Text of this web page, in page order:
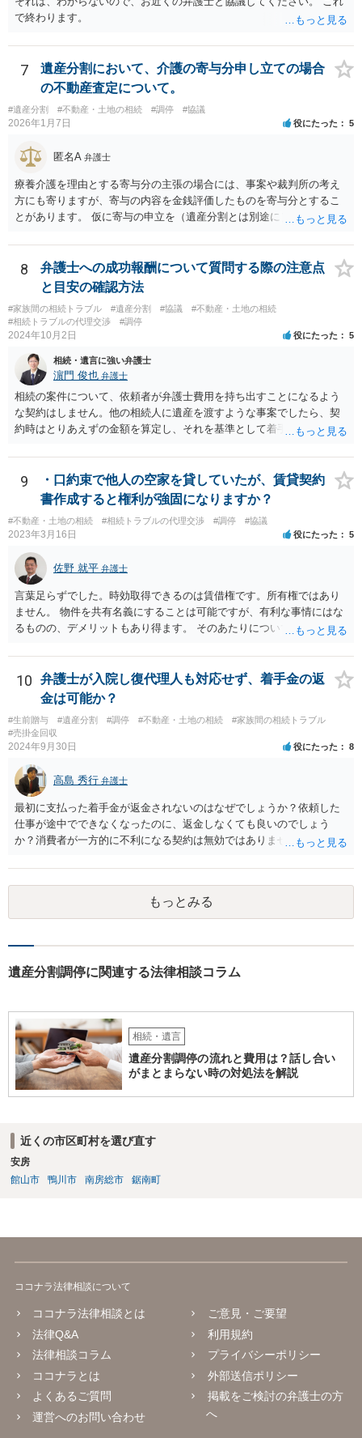
で終わります。
7
遺産分割において、介護の寄与分申し立ての場合
の不動産査定について。
#遺産分割 #不動産・土地の相続 #調停 #協議
2026年1月7日 役にたった 5
匿名A 弁護士
療養介護を理由とする寄与分の主張の場合には、事案や裁判所の考え
方にも寄りますが、寄与の内容を金銭評価したものを寄与分とするこ
とがあります。 仮に寄与の申立を（遺産分割とは別途に）して、その
価）は不要ということもあります。 ただ、前提として、遺産分割はし
なければならないでしょうから、現実的にはいずれにせよ不動産評価
は必要でしょう。
8
弁護士への成功報酬について質問する際の注意点
と目安の確認方法
#家族間の相続トラブル #遺産分割 #協議
#不動産・土地の相続
#相続トラブルの代理交渉
#調停
2024年10月2日 役にたった 5
相続・遺言に強い弁護士
濵門 俊也 弁護士
相続の案件について、依頼者が弁護士費用を持ち出すことになるよう
な契約はしません。他の相続人に遺産を渡すような事案でしたら、契
約時はとりあえずの金額を算定し、それを基準として着手金を設定
あり得ます。 今後の見通しを言わないで契約はできないです。依頼者
が納得できる説明を受けるべきです。
9
・口約束で他人の空家を貸していたが、賃貸契約
書作成すると権利が強固になりますか？
#不動産・土地の相続 #相続トラブルの代理交渉 #調停 #協議
2023年3月16日 役にたった 5
佐野 就平 弁護士
言葉足らずでした。時効取得できるのは賃借権です。所有権ではあり
ません。 物件を共有名義にすることは可能ですが、有利な事情にはな
るものの、デメリットもあり得ます。 そのあたりについては、お近く
10
弁護士が入院し復代理人も対応せず、着手金の返
金は可能か？
#生前贈与 #遺産分割 #調停 #不動産・土地の相続
#家族間の相続トラブル
#売掛金回収
2024年9月30日 役にたった 8
高島 秀行 弁護士
最初に支払った着手金が返金されないのはなぜでしょうか？依頼した
仕事が途中でできなくなったのに、返金しなくても良いのでしょう
か？消費者が一方的に不利になる契約は無効ではありませんか？
務があると思います。 倒れた弁護士が所属する弁護士会に相談さ
れた方がよいと思います。 倒れた弁護士は脳梗塞で倒れたようで
すが、 判断能力があり、復代理を倒れた弁護士の判断で復代理を
選任したのか 即ち、復代理人の選任は有効なのかという問題もあ
もっとみる
遺産分割調停に関連する法律相談コラム
相続・遺言
遺産分割調停の流れと費用は？話し合い
がまとまらない時の対処法を解説
近くの市区町村を選び直す
安房
館山市
鴨川市 南房総市 鋸南町
ココナラ法律相談について
ココナラ法律相談とは
法律Q&A
法律相談コラム
ココナラとは
よくあるご質問
運営へのお問い合わせ
ご意見・ご要望
利用規約
プライバシーポリシー
外部送信ポリシー
掲載をご検討の弁護士の方
へ